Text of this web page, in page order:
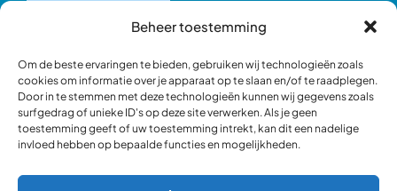
Beheer toestemming
Om de beste ervaringen te bieden, gebruiken wij technologieën zoals
cookies om informatie over je apparaat op te slaan en/of te raadplegen.
Door in te stemmen met deze technologieën kunnen wij gegevens zoals
surfgedrag of unieke ID's op deze site verwerken. Als je geen
toestemming geeft of uw toestemming intrekt, kan dit een nadelige
invloed hebben op bepaalde functies en mogelijkheden.
Ons team